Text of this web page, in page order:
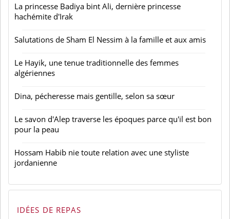
La princesse Badiya bint Ali, dernière princesse
hachémite d'Irak
Salutations de Sham El Nessim à la famille et aux amis
Le Hayik, une tenue traditionnelle des femmes
algériennes
Dina, pécheresse mais gentille, selon sa sœur
Le savon d'Alep traverse les époques parce qu'il est bon
pour la peau
Hossam Habib nie toute relation avec une styliste
jordanienne
IDÉES DE REPAS